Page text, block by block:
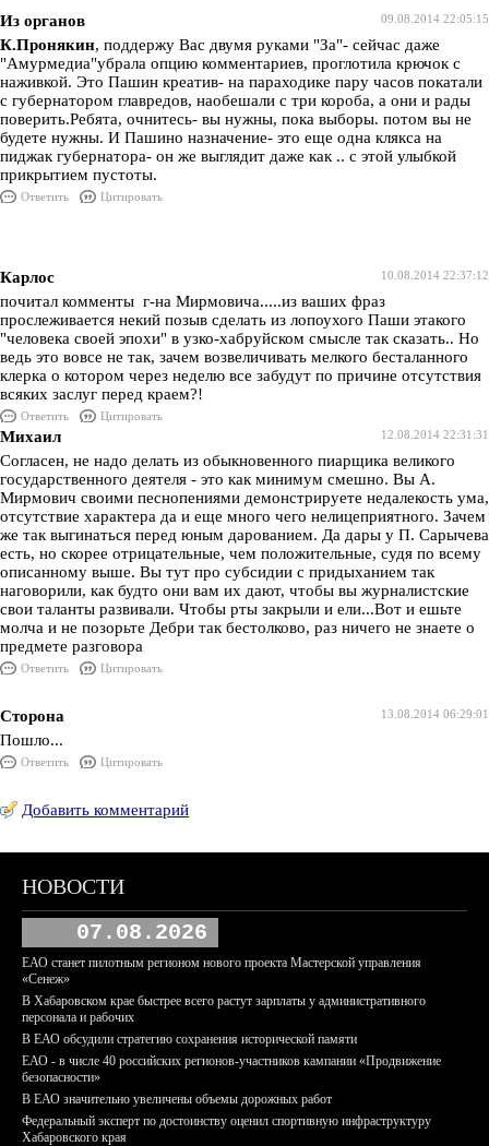
09.08.2014 22:05:15
Из органов
К.Пронякин, поддержу Вас двумя руками "За"- сейчас даже
"Амурмедиа"убрала опцию комментариев, проглотила крючок с
наживкой. Это Пашин креатив- на параходике пару часов покатали
с губернатором главредов, наобешали с три короба, а они и рады
поверить.Ребята, очнитесь- вы нужны, пока выборы. потом вы не
будете нужны. И Пашино назначение- это еще одна клякса на
пиджак губернатора- он же выглядит даже как .. с этой улыбкой
прикрытием пустоты.
Ответить Цитировать
10.08.2014 22:37:12
Карлос
почитал комменты г-на Мирмовича.....из ваших фраз
прослеживается некий позыв сделать из лопоухого Паши этакого
"человека своей эпохи" в узко-хабруйском смысле так сказать.. Но
ведь это вовсе не так, зачем возвеличивать мелкого бесталанного
клерка о котором через неделю все забудут по причине отсутствия
всяких заслуг перед краем?!
Ответить
Цитировать
12.08.2014 22:31:31
Михаил
Согласен, не надо делать из обыкновенного пиарщика великого
государственного деятеля - это как минимум смешно. Вы А.
Мирмович своими песнопениями демонстрируете недалекость ума,
отсутствие характера да и еще много чего нелицеприятного. Зачем
же так выгинаться перед юным дарованием. Да дары у П. Сарычева
есть, но скорее отрицательные, чем положительные, судя по всему
описанному выше. Вы тут про субсидии с придыханием так
наговорили, как будто они вам их дают, чтобы вы журналистские
свои таланты развивали. Чтобы рты закрыли и ели...Вот и ешьте
молча и не позорьте Дебри так бестолково, раз ничего не знаете о
предмете разговора
Ответить Цитировать
13.08.2014 06:29:01
Сторона
Пошло...
Ответить Цитировать
Добавить комментарий
НОВОСТИ
07.08.2026
ЕАО станет пилотным регионом нового проекта Мастерской управления
«Сенеж»
В Хабаровском крае быстрее всего растут зарплаты у административного
персонала и рабочих
В ЕАО обсудили стратегию сохранения исторической памяти
ЕАО - в числе 40 российских регионов-участников кампании «Продвижение
безопасности»
В ЕАО значительно увеличены объемы дорожных работ
Федеральный эксперт по достоинству оценил спортивную инфраструктуру
Хабаровского края